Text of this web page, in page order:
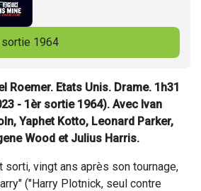
1964
Roemer. Etats Unis. Drame. 1h31
- 1èr sortie 1964). Avec Ivan
Yaphet Kotto, Leonard Parker,
Wood et Julius Harris.
sorti, vingt ans après son tournage,
("Harry Plotnick, seul contre